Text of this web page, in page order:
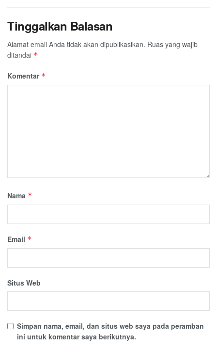
Tinggalkan Balasan
Alamat email Anda tidak akan dipublikasikan. Ruas yang wajib
ditandai *
Komentar *
Nama *
Email *
Situs Web
Simpan nama, email, dan situs web saya pada peramban
ini untuk komentar saya berikutnya.